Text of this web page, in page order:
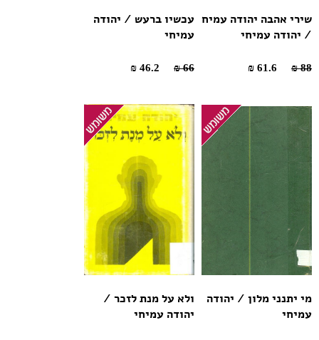
שירי אהבה יהודה עמיח
/ יהודה עמיחי
88 ₪
עכשיו ברעש / יהודה
עמיחי
66 ₪
מי יתנני מלון / יהודה
עמיחי
ולא על מנת לזכר /
יהודה עמיחי